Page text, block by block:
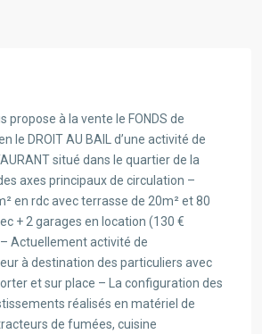
propose à la vente le FONDS de
le DROIT AU BAIL d’une activité de
situé dans le quartier de la
axes principaux de circulation –
en rdc avec terrasse de 20m² et 80
+ 2 garages en location (130 €
Actuellement activité de
à destination des particuliers avec
et sur place – La configuration des
réalisés en matériel de
de fumées, cuisine